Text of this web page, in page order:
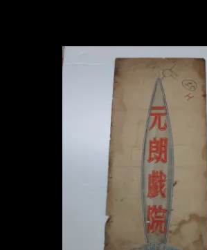
M+藏品
进一步筛选
关于M+藏品